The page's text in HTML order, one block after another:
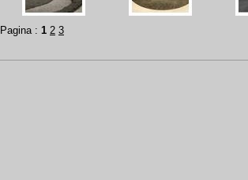
Pagina : 1 2 3